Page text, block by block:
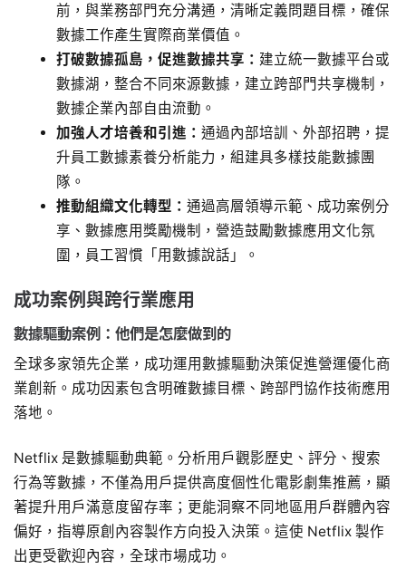
前，與業務部門充分溝通，清晰定義問題目標，確保
數據工作產生實際商業價值。
打破數據孤島，促進數據共享： 建立統一數據平台或
數據湖，整合不同來源數據，建立跨部門共享機制，
數據企業內部自由流動。
加強人才培養和引進： 通過內部培訓、外部招聘，提
升員工數據素養分析能力，組建具多樣技能數據團
隊。
推動組織文化轉型： 通過高層領導示範、成功案例分
享、數據應用獎勵機制，營造鼓勵數據應用文化氛
圍，員工習慣「用數據說話」。
成功案例與跨行業應用
數據驅動案例：他們是怎麼做到的
全球多家領先企業，成功運用數據驅動決策促進營運優化商
業創新。成功因素包含明確數據目標、跨部門協作技術應用
落地。
Netflix 是數據驅動典範。分析用戶觀影歷史、評分、搜索
行為等數據，不僅為用戶提供高度個性化電影劇集推薦，顯
著提升用戶滿意度留存率；更能洞察不同地區用戶群體內容
偏好，指導原創內容製作方向投入決策。這使 Netflix 製作
出更受歡迎內容，全球市場成功。